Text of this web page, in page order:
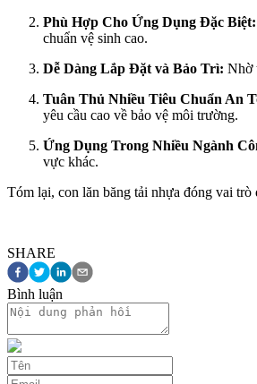
Phù Hợp Cho Ứng Dụng Đặc Biệt:
chuẩn vệ sinh cao.
Dễ Dàng Lắp Đặt và Bảo Trì: Nhờ
Tuân Thủ Nhiều Tiêu Chuẩn An
yêu cầu cao về bảo vệ môi trường.
Ứng Dụng Trong Nhiều Ngành
vực khác.
Tóm lại, con lăn băng tải nhựa đóng vai trò
SHARE
Bình luận